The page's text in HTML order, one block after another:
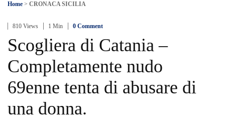
Home > CRONACA SICILIA
810 Views 1 Min 0 Comment
Scogliera di Catania –
Completamente nudo
69enne tenta di abusare di
una donna.